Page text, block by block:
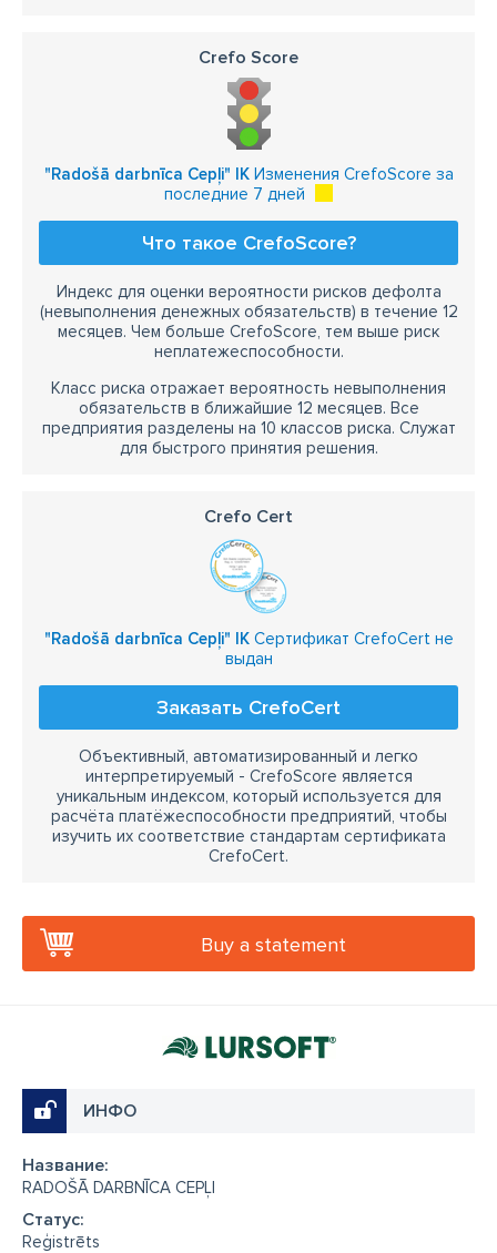
Crefo Score
"Radošā darbnīca Cepļi" IKИзменения CrefoScore за
последние 7 дней
Что такое CrefoScore?
Индекс для оценки вероятности рисков дефолта
(невыполнения денежных обязательств) в течение 12
месяцев. Чем больше CrefoScore, тем выше риск
неплатежеспособности.
Класс риска отражает вероятность невыполнения
обязательств в ближайшие 12 месяцев. Все
предприятия разделены на 10 классов риска. Служат
для быстрого принятия решения.
Crefo Cert
"Radošā darbnīca Cepļi" IKСертификат CrefoCert не
выдан
Заказать CrefoCert
Объективный, автоматизированный и легко
интерпретируемый - CrefoScore является
уникальным индексом, который используется для
расчёта платёжеспособности предприятий, чтобы
изучить их соответствие стандартам сертификата
CrefoCert.
Buy a statement
ИНФО
Название:
RADOŠĀ DARBNĪCA CEPĻI
Cтатус:
Reģistrēts